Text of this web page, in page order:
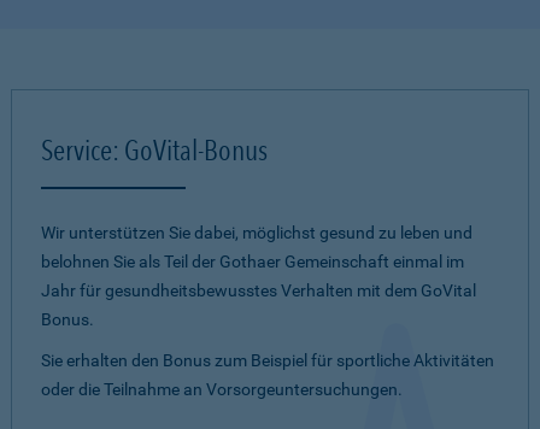
Service: GoVital-Bonus
Wir unterstützen Sie dabei, möglichst gesund zu leben und
belohnen Sie als Teil der Gothaer Gemeinschaft einmal im
Jahr für gesundheitsbewusstes Verhalten mit dem GoVital
Bonus.
Sie erhalten den Bonus zum Beispiel für sportliche Aktivitäten
oder die Teilnahme an Vorsorgeuntersuchungen.